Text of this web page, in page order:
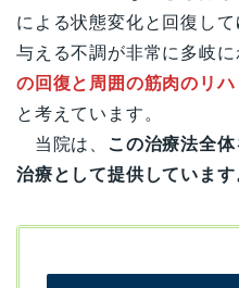
による状態変化と回復し
与える不調が非常に多岐
の回復と周囲の筋肉のリ
と考えています。
当院は、
この治療法全
治療として提供しています